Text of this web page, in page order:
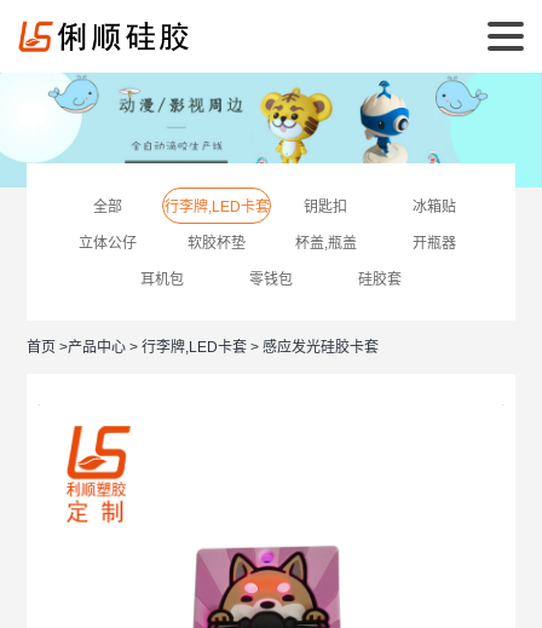
全部 行李牌,LED卡套 钥匙扣 冰箱贴
立体公仔 软胶杯垫 杯盖,瓶盖 开瓶器
耳机包 零钱包 硅胶套
首页>产品中心 >行李牌,LED卡套 > 感应发光硅胶卡套